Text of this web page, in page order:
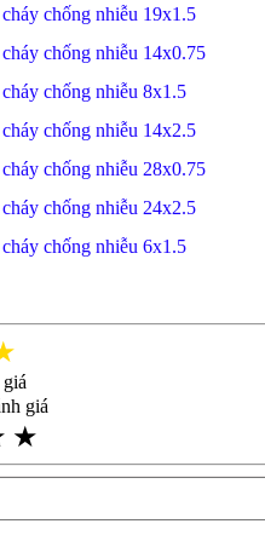
chống nhiễu 19x1.5
chống nhiễu 14x0.75
chống nhiễu 8x1.5
chống nhiễu 14x2.5
chống nhiễu 28x0.75
chống nhiễu 24x2.5
chống nhiễu 6x1.5
giá
★